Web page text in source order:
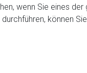
wenn Sie eines
können